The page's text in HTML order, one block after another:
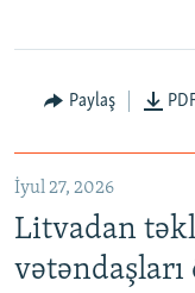
Paylaş PDF
İyul 27, 2026
Litvadan